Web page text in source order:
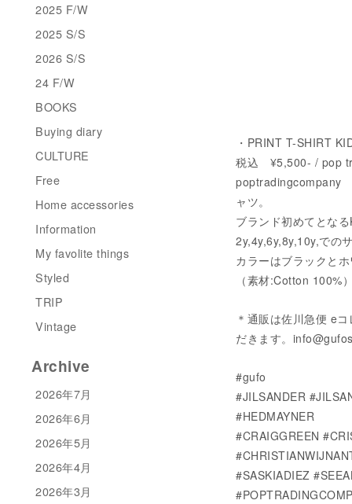
・PRINT T-SHIRT
税込 ¥5,500- / pop
poptradingcompany
ャツ。
ブランド初めてとな
2y,4y,6y,8y,10y,での
カラーはブラックと
（素材:Cotton 100%
＊通販は佐川急便 e
だきます。
#gufo
#JILSANDER
#HEDMAYNER
#CRAIGGREEN
#SASKIADIEZ
2025 F/W
2025 S/S
2026 S/S
24 F/W
BOOKS
Buying diary
CULTURE
Free
Home accessories
Information
My favolite things
Styled
TRIP
Vintage
Archive
2026年7月
2026年6月
2026年5月
2026年4月
2026年3月